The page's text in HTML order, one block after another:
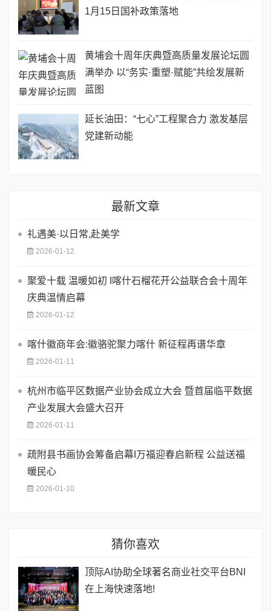
1月15日国补政策落地
黄埔会十周年庆典暨高质量发展论坛圆
满举办 ​以“务实·重塑·赋能”共绘发展新
蓝图
延长油田：“七心”工程聚合力 激发基层
党建新动能
最新文章
礼遇美·以日常,赴美学
2026-01-12
聚爱十载 温暖如初 I喀什石榴花开公益联合会十周年
庆典温情启幕
2026-01-12
喀什徽商年会:徽骆驼聚力喀什 新征程再谱华章
2026-01-11
杭州市临平区数据产业协会成立大会 暨首届临平数据
产业发展大会盛大召开
2026-01-11
疏附县书画协会筹备启幕I万福迎春启新程 公益送福
暖民心
2026-01-10
猜你喜欢
顶际AI协助全球著名商业社交平台BNI
在上海快速落地!